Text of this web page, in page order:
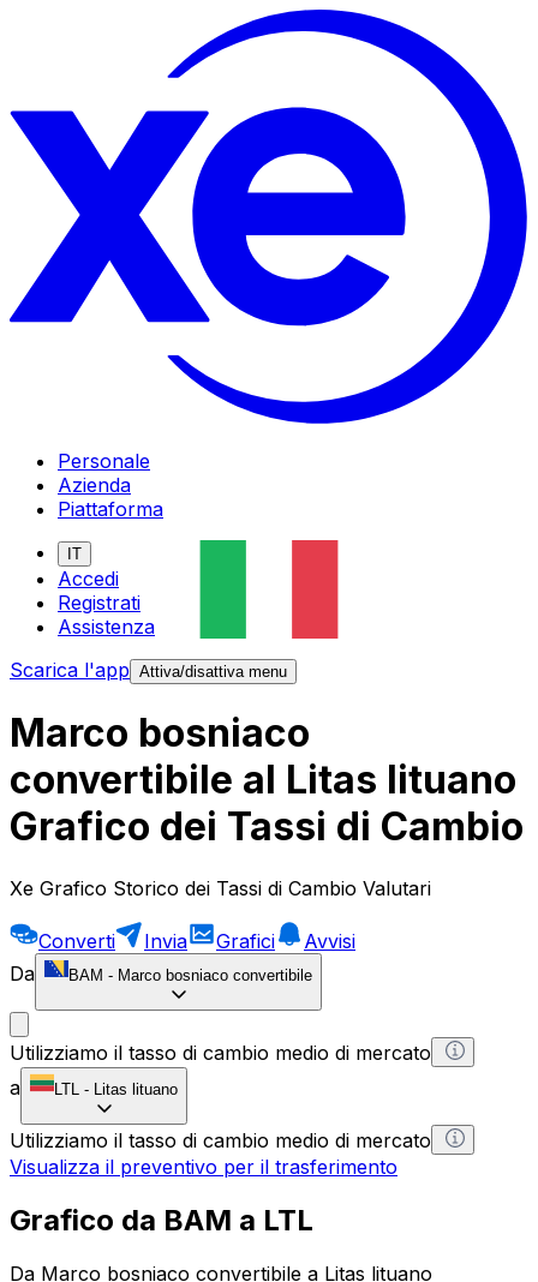
Personale
Azienda
Piattaforma
IT
Accedi
Registrati
Assistenza
Scarica l'app Attiva/disattiva menu
Marco bosniaco
convertibile al Litas lituano
Grafico dei Tassi di Cambio
Xe Grafico Storico dei Tassi di Cambio Valutari
Converti Invia Grafici
Avvisi
Da
BAM - Marco bosniaco convertibile
Utilizziamo il tasso di cambio medio di mercato
a
LTL - Litas lituano
Utilizziamo il tasso di cambio medio di mercato
Visualizza il preventivo per il trasferimento
Grafico da BAM a LTL
Da Marco bosniaco convertibile a Litas lituano